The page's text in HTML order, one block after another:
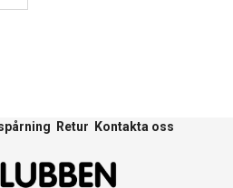
Retur Kontakta oss